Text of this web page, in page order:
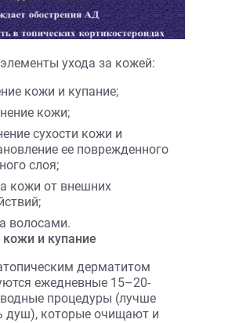
ухода за кожей:
кожи и купание;
кожи;
сухости кожи и
ее поврежденного
слоя;
кожи от внешних
волосами.
и купание
дерматитом
ежедневные 15–20-
процедуры (лучше
душ), которые очищают и